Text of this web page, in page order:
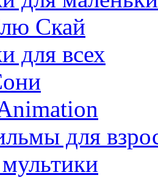
Скай
для всех
для